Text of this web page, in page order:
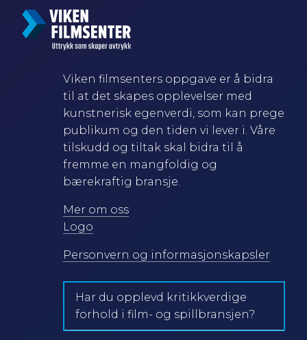
Viken filmsenters oppgave er å bidra
til at det skapes opplevelser med
kunstnerisk egenverdi, som kan prege
publikum og den tiden vi lever i. Våre
tilskudd og tiltak skal bidra til å
fremme en mangfoldig og
bærekraftig bransje.
Mer om oss
Logo
Personvern og informasjonskapsler
Har du opplevd kritikkverdige
forhold i film- og spillbransjen?